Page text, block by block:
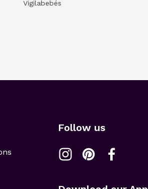
Vigilabebés
Follow us